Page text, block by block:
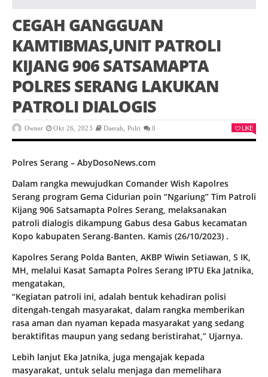
CEGAH GANGGUAN
KAMTIBMAS,UNIT PATROLI
KIJANG 906 SATSAMAPTA
POLRES SERANG LAKUKAN
PATROLI DIALOGIS
Owner Okt 26, 2023 Daerah Polri 0 LIKE
Polres Serang – AbyDosoNews.com
Dalam rangka mewujudkan Comander Wish Kapolres
Serang program Gema Cidurian poin “Ngariung” Tim Patroli
Kijang 906 Satsamapta Polres Serang, melaksanakan
patroli dialogis dikampung Gabus desa Gabus kecamatan
Kopo kabupaten Serang-Banten. Kamis (26/10/2023) .
Kapolres Serang Polda Banten, AKBP Wiwin Setiawan, S IK,
MH, melalui Kasat Samapta Polres Serang IPTU Eka Jatnika,
mengatakan,
“Kegiatan patroli ini, adalah bentuk kehadiran polisi
ditengah-tengah masyarakat, dalam rangka memberikan
rasa aman dan nyaman kepada masyarakat yang sedang
beraktifitas maupun yang sedang beristirahat,” Ujarnya.
Lebih lanjut Eka Jatnika, juga mengajak kepada
masyarakat, untuk selalu menjaga dan memelihara